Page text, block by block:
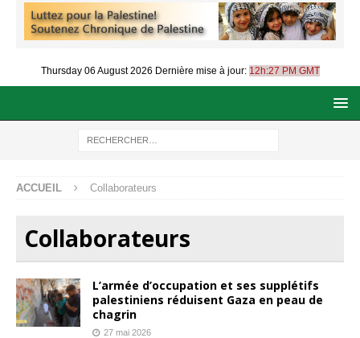
Thursday 06 August 2026 Dernière mise à jour: 12h:27 PM GMT
ACCUEIL Collaborateurs
Collaborateurs
L’armée d’occupation et ses supplétifs
palestiniens réduisent Gaza en peau de
chagrin
27 mai 2026